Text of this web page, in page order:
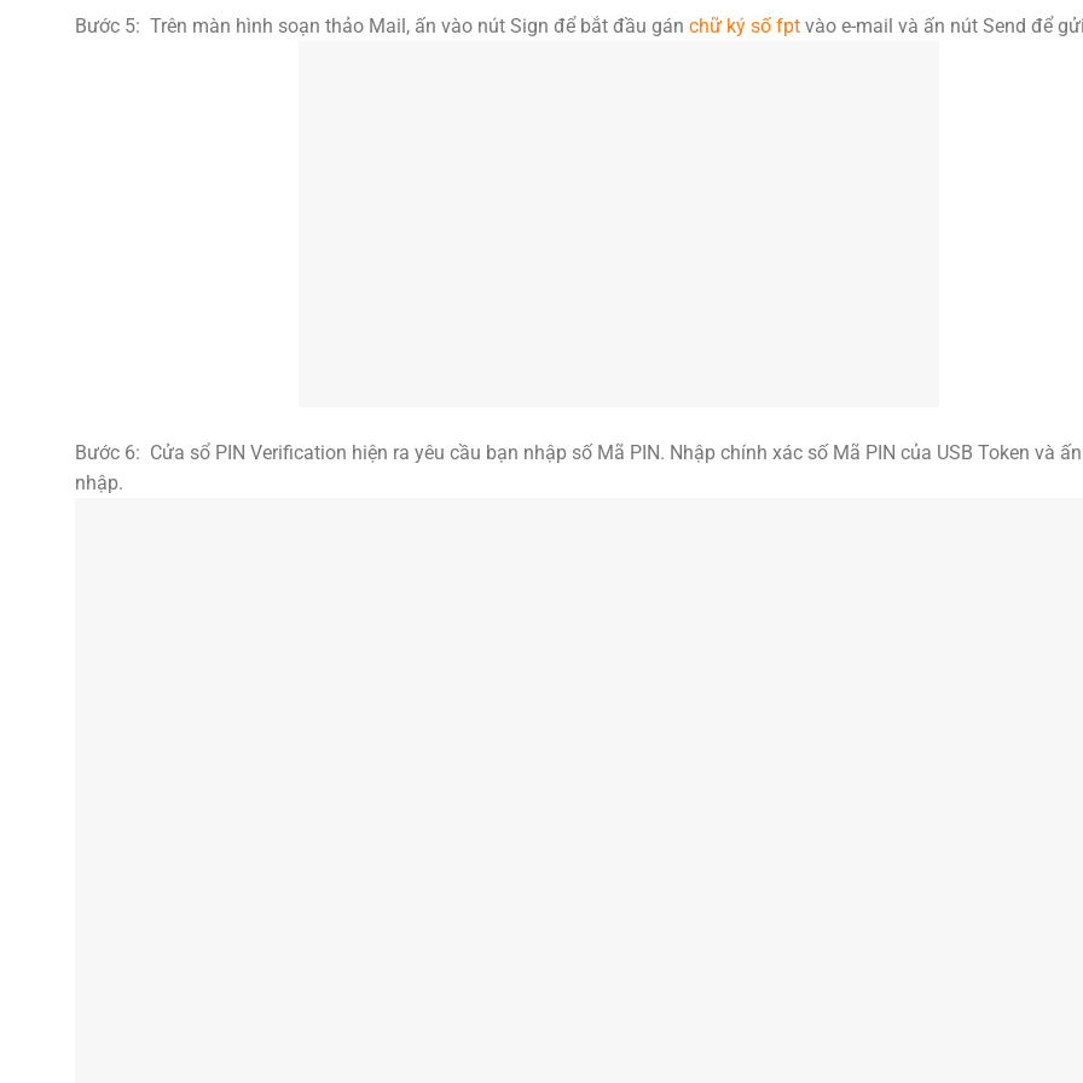
Bước 5: Trên màn hình soạn thảo Mail, ấn vào nút Sign để bắt đầu gán chữ ký số fpt vào e-mail và ấn nút Send để
Bước 6: Cửa sổ PIN Verification hiện ra yêu cầu bạn nhập số Mã PIN. Nhập chính xác số Mã PIN của USB Token và
nhập.